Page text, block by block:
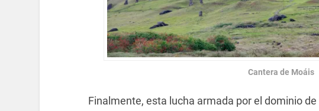
Cantera de Moáis
Finalmente, esta lucha armada por el dominio